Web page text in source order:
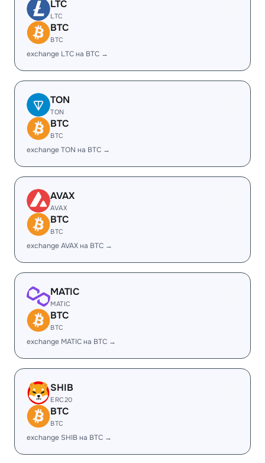
LTC
LTC
BTC
BTC
exchange LTC на BTC →
TON
TON
BTC
BTC
exchange TON на BTC →
AVAX
AVAX
BTC
BTC
exchange AVAX на BTC →
MATIC
MATIC
BTC
BTC
exchange MATIC на BTC →
SHIB
ERC20
BTC
BTC
exchange SHIB на BTC →